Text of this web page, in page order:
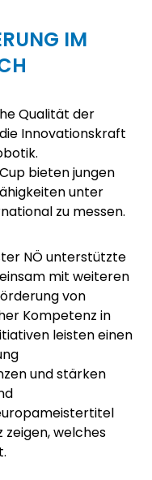
IM
Qualität der
Innovationskraft
bieten jungen
unter
zu messen.
NÖunterstützte
mit weiteren
von
Kompetenz in
leisten einen
und stärken
welches